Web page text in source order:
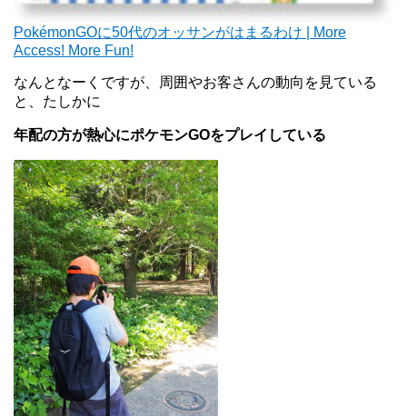
PokémonGOに50代のオッサンがはまるわけ | More
Access! More Fun!
なんとなーくですが、周囲やお客さんの動向を見ている
と、たしかに
年配の方が熱心にポケモンGOをプレイしている